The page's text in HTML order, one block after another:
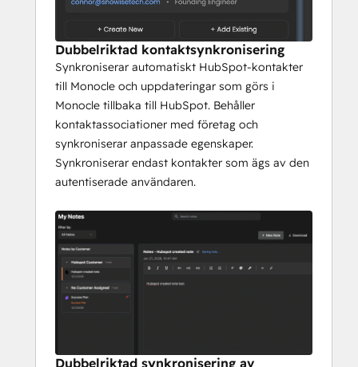
intelligenta hälsobedömningar och guidade
arbetsflöden för onboarding, QBR och
framgångsplaner.
4. Skalning av kundbemötande med
begränsade resurser
med samma team. Monocle skalar upp din
påverkan genom att
automatisera repetitiva uppgifter, ge
omedelbar tillgång till kunddata och hjälpa
dig att genomföra CS
bästa praxis utan att öka antalet anställda.
Varför ansluta till HubSpot:
kontakter och kundinteraktioner perfekt
Dubbelriktad kontaktsynkronisering
Synkroniserar automatiskt HubSpot-kontakter
till Monocle och uppdateringar som görs i
Monocle tillbaka till HubSpot. Behåller
kontaktassociationer med företag och
synkroniserar anpassade egenskaper.
Synkroniserar endast kontakter som ägs av den
autentiserade användaren.
Dubbelriktad synkronisering av